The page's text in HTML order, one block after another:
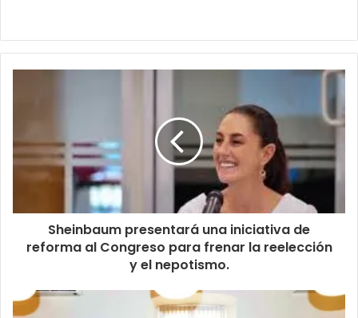
Sheinbaum presentará una iniciativa de
reforma al Congreso para frenar la reelección
y el nepotismo.